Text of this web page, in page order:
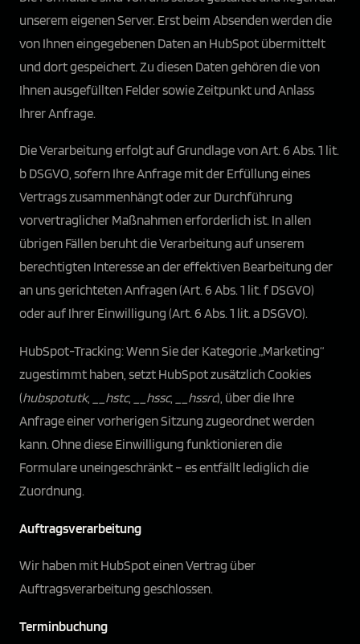
unserem eigenen Server. Erst beim Absenden werden die
von Ihnen eingegebenen Daten an HubSpot übermittelt
und dort gespeichert. Zu diesen Daten gehören die von
Ihnen ausgefüllten Felder sowie Zeitpunkt und Anlass
Ihrer Anfrage.
Die Verarbeitung erfolgt auf Grundlage von Art. 6 Abs. 1 lit.
b DSGVO, sofern Ihre Anfrage mit der Erfüllung eines
Vertrags zusammenhängt oder zur Durchführung
vorvertraglicher Maßnahmen erforderlich ist. In allen
übrigen Fällen beruht die Verarbeitung auf unserem
berechtigten Interesse an der effektiven Bearbeitung der
an uns gerichteten Anfragen (Art. 6 Abs. 1 lit. f DSGVO)
oder auf Ihrer Einwilligung (Art. 6 Abs. 1 lit. a DSGVO).
HubSpot-Tracking: Wenn Sie der Kategorie „Marketing“
zugestimmt haben, setzt HubSpot zusätzlich Cookies
(hubspotutk, __hstc, __hssc, __hssrc), über die Ihre
Anfrage einer vorherigen Sitzung zugeordnet werden
kann. Ohne diese Einwilligung funktionieren die
Formulare uneingeschränkt – es entfällt lediglich die
Zuordnung.
Auftragsverarbeitung
Wir haben mit HubSpot einen Vertrag über
Auftragsverarbeitung geschlossen.
Terminbuchung